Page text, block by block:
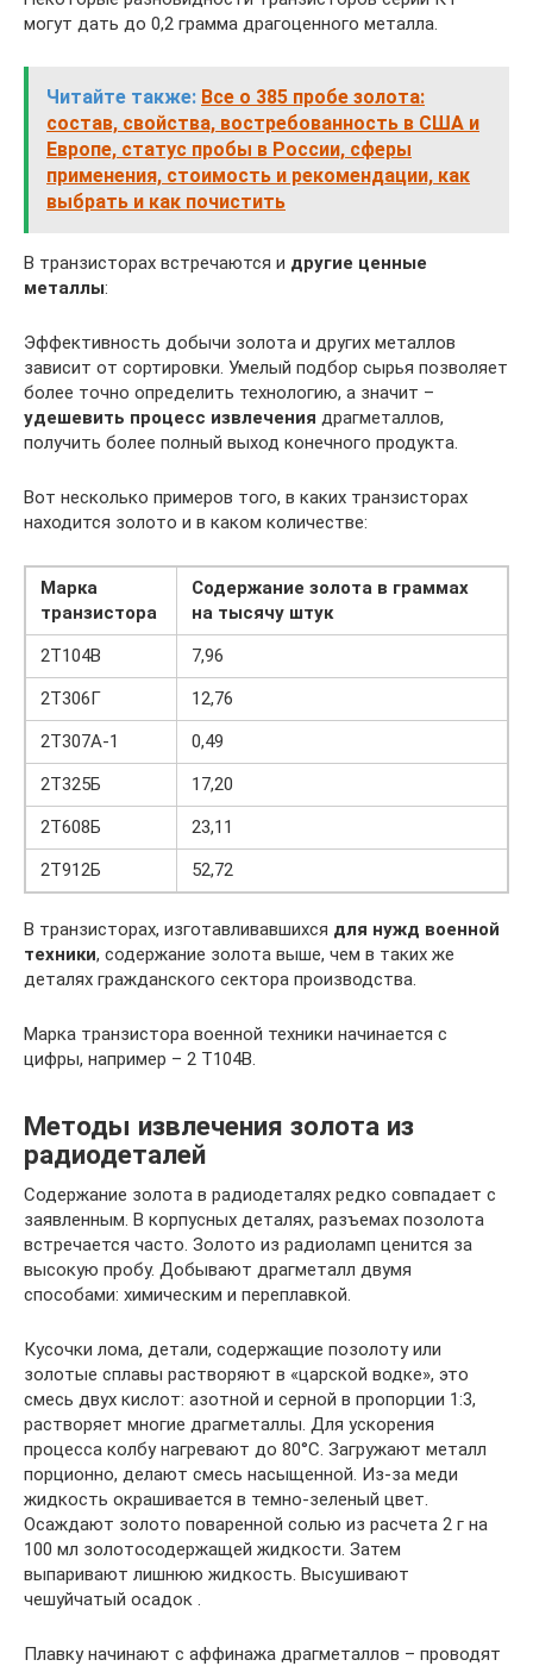
могут дать до 0,2 грамма драгоценного металла.
Читайте также: Все о 385 пробе золота:
состав, свойства, востребованность в США и
Европе, статус пробы в России, сферы
применения, стоимость и рекомендации, как
выбрать и как почистить
В транзисторах встречаются и другие ценные
металлы:
Эффективность добычи золота и других металлов
зависит от сортировки. Умелый подбор сырья позволяет
более точно определить технологию, а значит –
удешевить процесс извлечения драгметаллов,
получить более полный выход конечного продукта.
Вот несколько примеров того, в каких транзисторах
находится золото и в каком количестве:
Марка
транзистора
Содержание золота в граммах
на тысячу штук
2Т104В
7,96
2Т306Г
12,76
2Т307А-1
0,49
2Т325Б
17,20
2Т608Б
23,11
2Т912Б
52,72
В транзисторах, изготавливавшихся для нужд военной
техники, содержание золота выше, чем в таких же
деталях гражданского сектора производства.
Марка транзистора военной техники начинается с
цифры, например – 2 Т104В.
Методы извлечения золота из
радиодеталей
Содержание золота в радиодеталях редко совпадает с
заявленным. В корпусных деталях, разъемах позолота
встречается часто. Золото из радиоламп ценится за
высокую пробу. Добывают драгметалл двумя
способами: химическим и переплавкой.
Кусочки лома, детали, содержащие позолоту или
золотые сплавы растворяют в «царской водке», это
смесь двух кислот: азотной и серной в пропорции 1:3,
растворяет многие драгметаллы. Для ускорения
процесса колбу нагревают до 80°С. Загружают металл
порционно, делают смесь насыщенной. Из-за меди
жидкость окрашивается в темно-зеленый цвет.
Осаждают золото поваренной солью из расчета 2 г на
100 мл золотосодержащей жидкости. Затем
выпаривают лишнюю жидкость. Высушивают
чешуйчатый осадок .
Плавку начинают с аффинажа драгметаллов – проводят